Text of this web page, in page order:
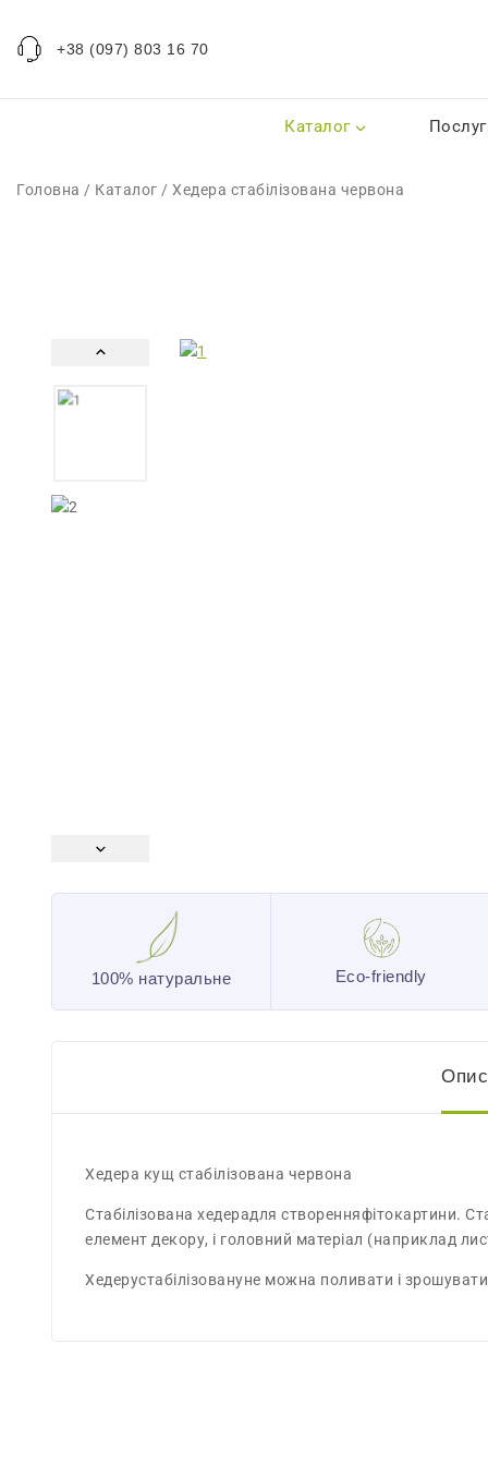
+38 (097) 803 16 70
Каталог
Головна / Каталог / Хедера стабілізована червона
100% натуральне Eco-friendly
Опис
Хедера кущ стабілізована червона
Стабілізована хедерадля створенняфітокартини.
елемент декору, і головний матеріал (наприклад
Хедерустабілізовануне можна поливати і